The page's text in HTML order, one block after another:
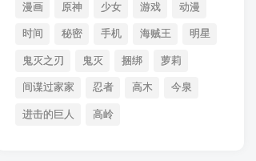
漫画 原神 少女 游戏 动漫
时间 秘密 手机 海贼王 明星
鬼灭之刃 鬼灭 捆绑 萝莉
间谍过家家 忍者 高木 今泉
进击的巨人 高岭